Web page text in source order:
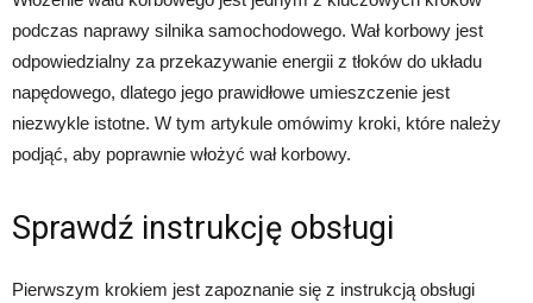
podczas naprawy silnika samochodowego. Wał korbowy jest
odpowiedzialny za przekazywanie energii z tłoków do układu
napędowego, dlatego jego prawidłowe umieszczenie jest
niezwykle istotne. W tym artykule omówimy kroki, które należy
podjąć, aby poprawnie włożyć wał korbowy.
Sprawdź instrukcję obsługi
Pierwszym krokiem jest zapoznanie się z instrukcją obsługi